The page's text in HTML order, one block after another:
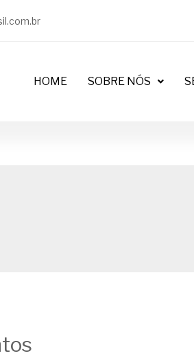
HOME SOBRE NÓS